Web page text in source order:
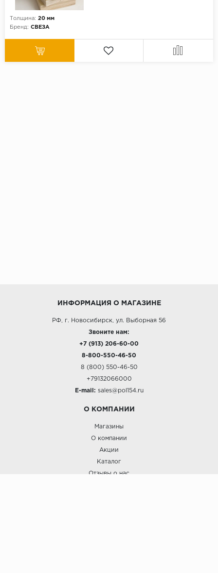
Толщина: 20 мм
Бренд: СВЕЗА
ИНФОРМАЦИЯ О МАГАЗИНЕ
РФ, г. Новосибирск, ул. Выборная 56
Звоните нам:
+7 (913) 206-60-00
8-800-550-46-50
8 (800) 550-46-50
+79132066000
E-mail: sales@pol154.ru
О КОМПАНИИ
Магазины
О компании
Акции
Каталог
Отзывы о нас